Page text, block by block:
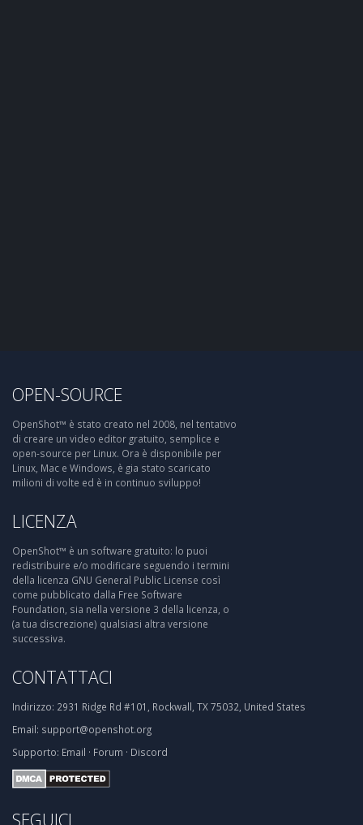
OPEN-SOURCE
OpenShot™ è stato creato nel 2008, nel tentativo
di creare un video editor gratuito, semplice e
open-source per Linux. Ora è disponibile per
Linux, Mac e Windows, è gia stato scaricato
milioni di volte ed è in continuo sviluppo!
LICENZA
OpenShot™ è un software gratuito: lo puoi
redistribuire e/o modificare seguendo i termini
della licenza GNU General Public License così
come pubblicato dalla Free Software
Foundation, sia nella versione 3 della licenza, o
(a tua discrezione) qualsiasi altra versione
successiva.
CONTATTACI
Indirizzo: 2931 Ridge Rd #101, Rockwall, TX 75032, United States
Email: support@openshot.org
Supporto: Email · Forum · Discord
SEGUICI